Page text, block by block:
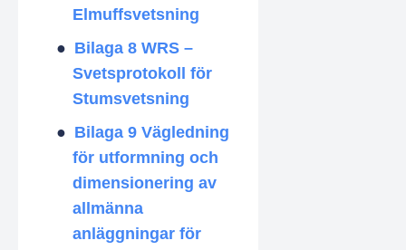
Elmuffsvetsning
Bilaga 8 WRS –
Svetsprotokoll för
Stumsvetsning
Bilaga 9 Vägledning
för utformning och
dimensionering av
allmänna
anläggningar för